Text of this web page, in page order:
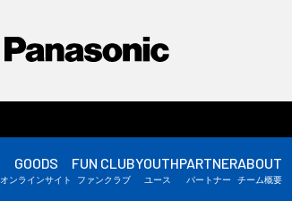
GOODS
オンラインサイト
FUN CLUB
ファンクラブ
YOUTH
ユース
PARTNER
パートナー
ABOUT
チーム概要